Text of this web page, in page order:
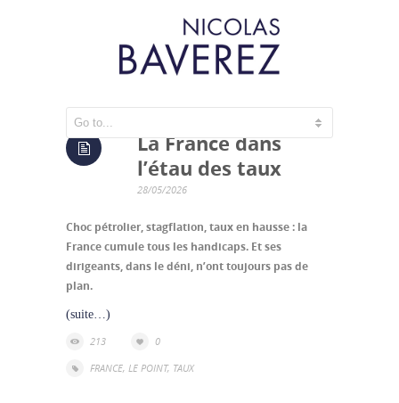
La France dans
l’étau des taux
28/05/2026
Choc pétrolier, stagflation, taux en hausse : la
France cumule tous les handicaps. Et ses
dirigeants, dans le déni, n’ont toujours pas de
plan.
(suite…)
213
0
FRANCE, LE POINT, TAUX